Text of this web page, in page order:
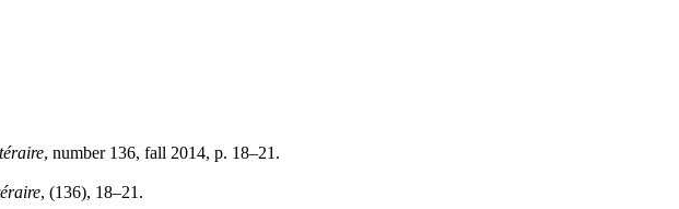
, number 136, fall 2014, p. 18–21.
, (136), 18–21.